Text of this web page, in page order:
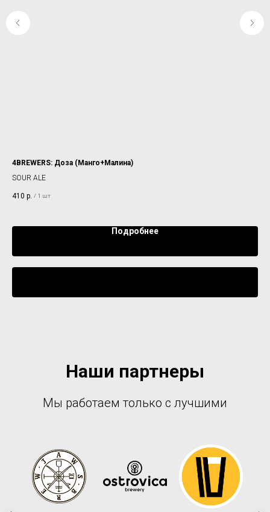
4BREWERS: Доза (Манго+Малина)
SOUR ALE
410 р. / 1 шт
Подробнее
Наши партнеры
Мы работаем только с лучшими